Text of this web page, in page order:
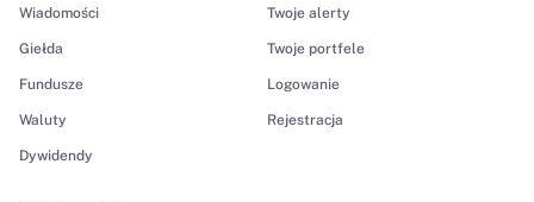
Wiadomości
Giełda
Fundusze
Waluty
Dywidendy
Twoje alerty
Twoje portfele
Logowanie
Rejestracja